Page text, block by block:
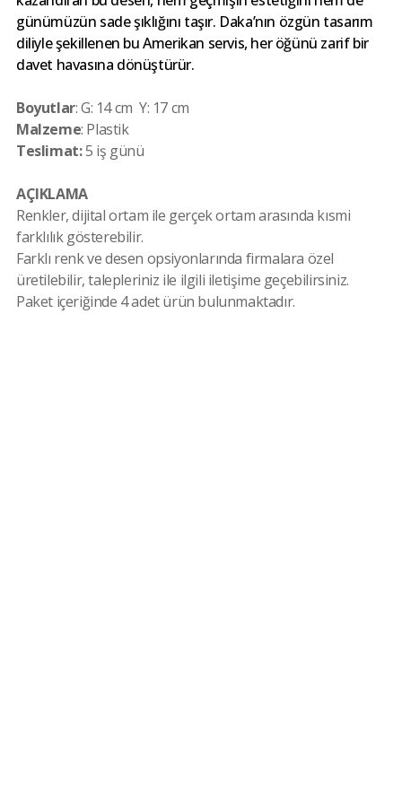
günümüzün sade şıklığını taşır. Daka’nın özgün tasarım
diliyle şekillenen bu Amerikan servis, her öğünü zarif bir
davet havasına dönüştürür.
Boyutlar: G: 14 cm Y: 17 cm
Malzeme: Plastik
Teslimat:5 iş günü
AÇIKLAMA
Renkler, dijital ortam ile gerçek ortam arasında kısmi
farklılık gösterebilir.
Farklı renk ve desen opsiyonlarında firmalara özel
üretilebilir, talepleriniz ile ilgili iletişime geçebilirsiniz.
Paket içeriğinde 4 adet ürün bulunmaktadır.